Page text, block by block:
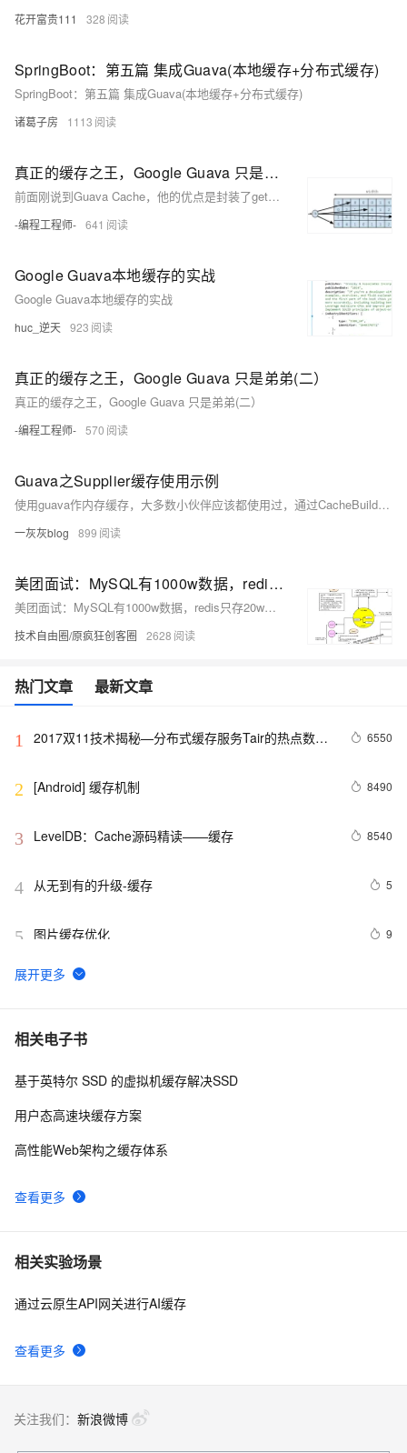
花开富贵111 328
SpringBoot：第五篇 集成Guava(本地缓存+分布式缓存)
SpringBoot：第五篇 集成Guava(本地缓存+分布式缓存)
诸葛子房 1113
真正的缓存之王，Google Guava 只是弟弟（一）
前面刚说到Guava Cache，他的优点是封装了get，put操作；提供线程安全的缓存操作；提供过期策略；提供回收策略；缓存监控。当缓存的数据超过最大值时，使用LRU算法替换。这一篇我们将要谈到一个新的本地缓存框架：Caffeine Cache。它也是站在巨人的肩膀上-Guava Cache，借着他的思想优化了算法发展而来。 本篇博文主要介绍Caffine Cache 的使用方式，以及Caffine Cache在SpringBoot中的使用。
-编程工程师- 641
Google Guava本地缓存的实战
Google Guava本地缓存的实战
huc_逆天 923
真正的缓存之王，Google Guava 只是弟弟(二）
真正的缓存之王，Google Guava 只是弟弟(二）
-编程工程师- 570
Guava之Supplier缓存使用示例
使用guava作内存缓存，大多数小伙伴应该都使用过，通过CacheBuilder创建LoadingCache一个kv格式的缓存，如果我们需要缓存的只是一个value呢？ 针对这种场景，接下来介绍一种基于Supplier来实现的缓存方式
一灰灰blog 899
美团面试：MySQL有1000w数据，redis只存20w的数据，如何做 缓存 设计？
美团面试：MySQL有1000w数据，redis只存20w的数据，如何做 缓存 设计？
技术自由圈/原疯狂创客圈 2628
热门文章 最新文章
1
2017双11技术揭秘—分布式缓存服务Tair的热点数据
6550
2 [Android] 缓存机制 8490
3 LevelDB：Cache源码精读——缓存 8540
4 从无到有的升级-缓存 5
5 图片缓存优化 9
6
应对Memcached缓存失效，导致高并发查询DB的四种思
7 ASP.Net中的缓存方案（不仅仅是Cache和Session）（我
8 Springboot整合缓存
Microsoft.Practices.EnterpriseLibrary.Caching实现基
相关电子书
查看更多
基于英特尔 SSD 的虚拟机缓存解决SSD
用户态高速块缓存方案
高性能Web架构之缓存体系
相关实验场景
查看更多
通过云原生API网关进行AI缓存
关注我们： 新浪微博